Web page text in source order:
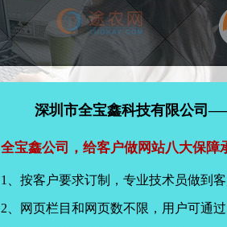
深圳市全宝鑫科技有限公司
全宝鑫公司，给客户做网站八大保障
1、按客户要求订制，专业技术员做到客
2、网页栏目和网页数不限，用户可通